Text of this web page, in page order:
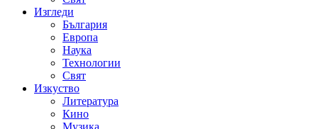
Изгледи
България
Европа
Наука
Технологии
Свят
Изкуство
Литература
Кино
Музика